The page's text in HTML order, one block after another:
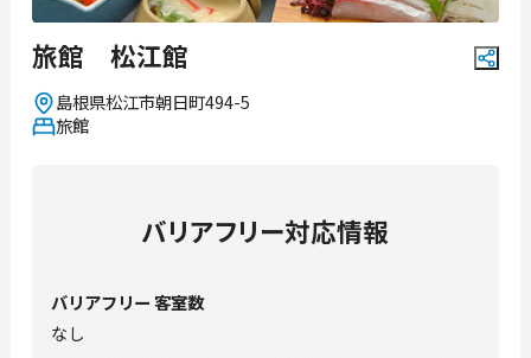
旅館 松江館
島根県松江市朝日町494-5
旅館
バリアフリー対応情報
バリアフリー客室数
なし